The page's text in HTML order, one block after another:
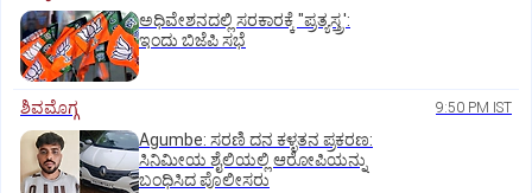
ಅಧಿವೇಶನದಲ್ಲಿ ಸರಕಾರಕ್ಕೆ "ಪ್ರತ್ಯಸ್ತ್ರ':
ಇಂದು ಬಿಜೆಪಿ ಸಭೆ
ಶಿವಮೊಗ್ಗ 9:50 PM IST
Agumbe: ಸರಣಿ ದನ ಕಳ್ಳತನ ಪ್ರಕರಣ:
ಸಿನಿಮೀಯ ಶೈಲಿಯಲ್ಲಿ ಆರೋಪಿಯನ್ನು
ಬಂಧಿಸಿದ ಪೊಲೀಸರು